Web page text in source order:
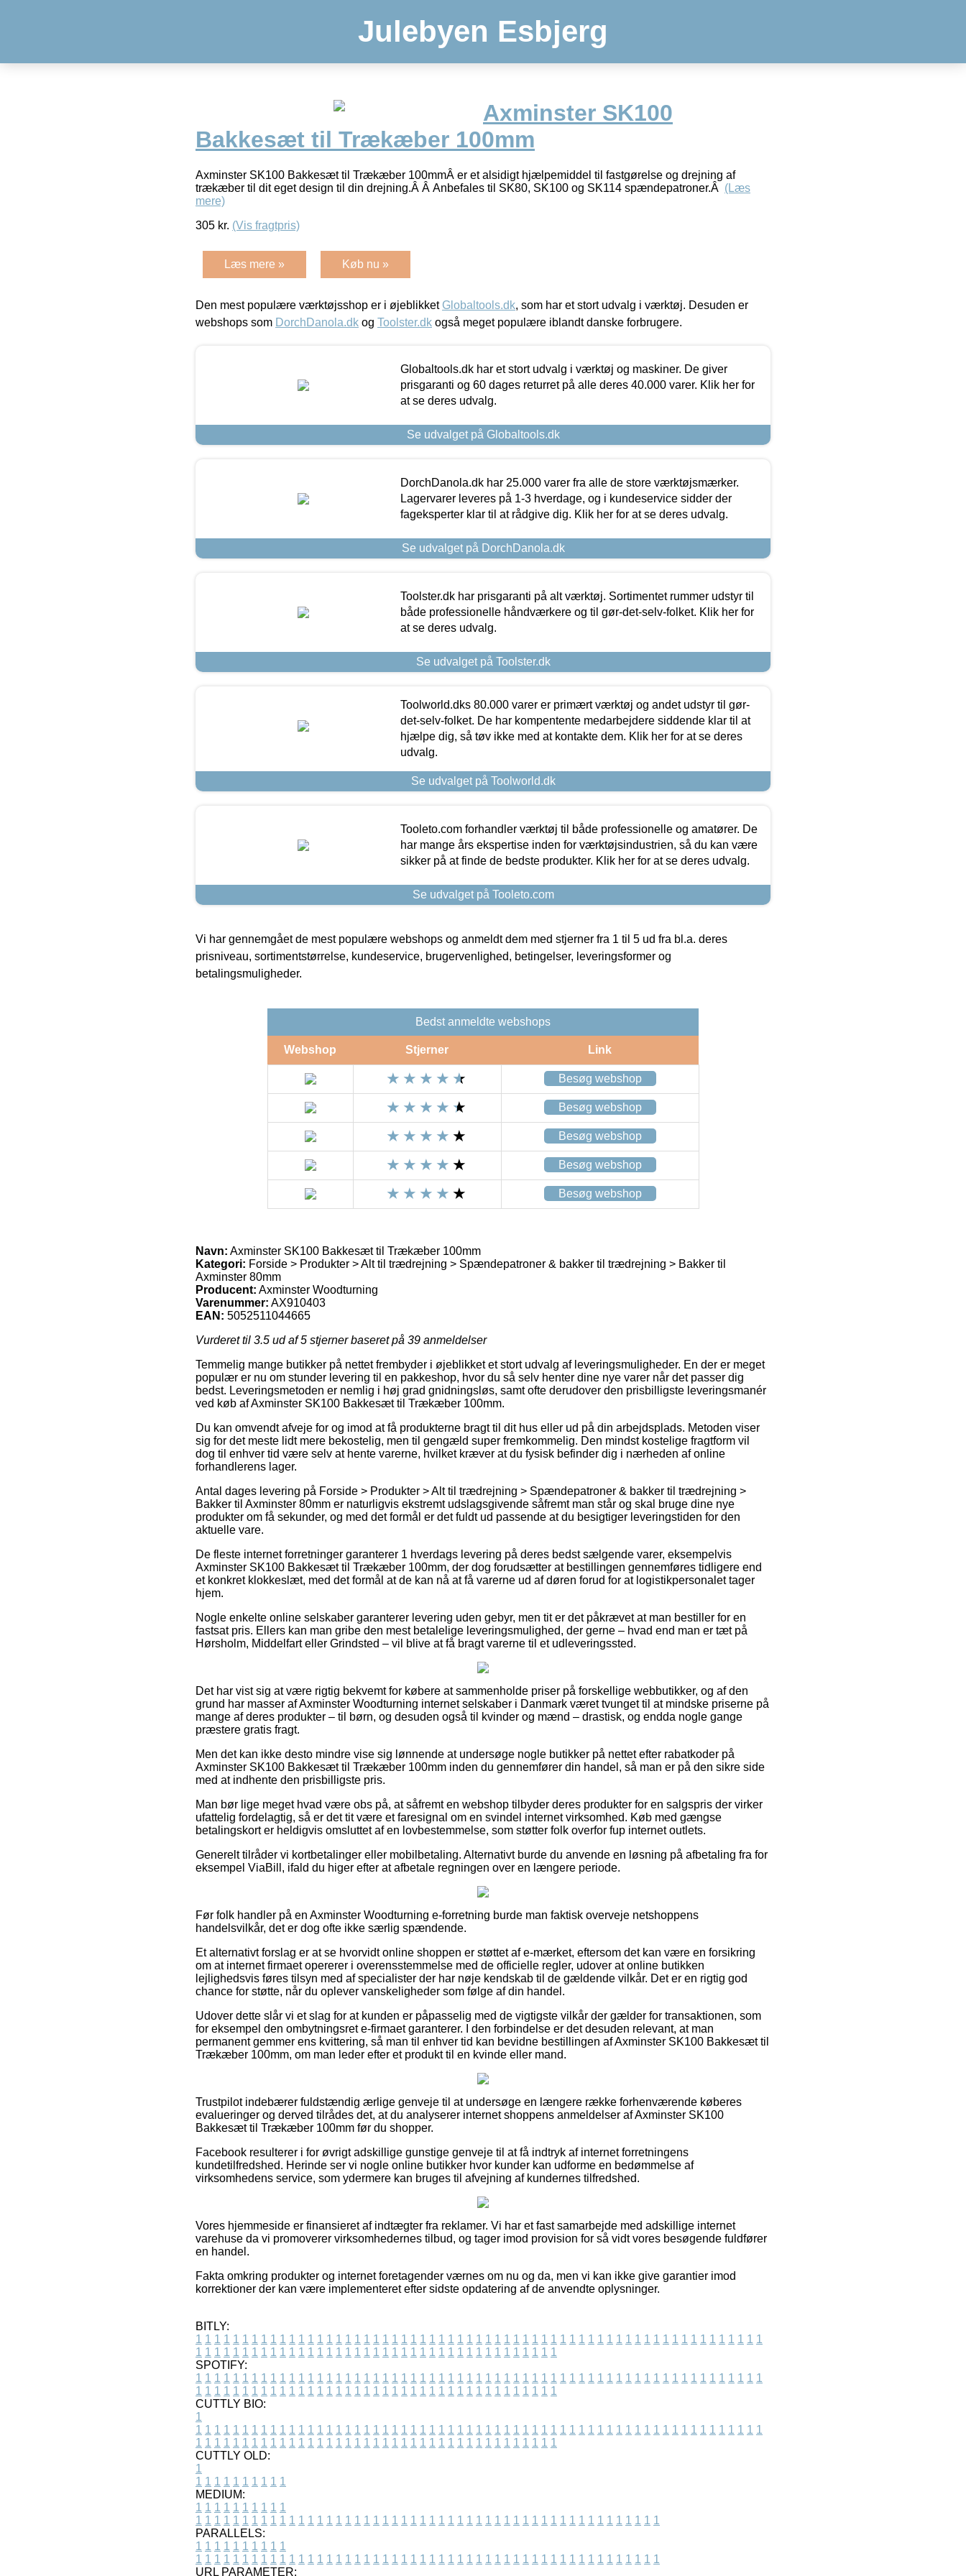
Julebyen Esbjerg
Axminster SK100
Bakkesæt til Trækæber 100mm
Axminster SK100 Bakkesæt til Trækæber 100mmÂ er et alsidigt hjælpemiddel til fastgørelse og drejning af
trækæber til dit eget design til din drejning.Â Â Anbefales til SK80, SK100 og SK114 spændepatroner.Â (Læs
mere)
305 kr. (Vis fragtpris)
Læs mere » Køb nu »
Den mest populære værktøjsshop er i øjeblikket Globaltools.dk, som har et stort udvalg i værktøj. Desuden er
webshops som DorchDanola.dk og Toolster.dk også meget populære iblandt danske forbrugere.
Globaltools.dk har et stort udvalg i værktøj og maskiner. De giver
prisgaranti og 60 dages returret på alle deres 40.000 varer. Klik her for
at se deres udvalg.
Se udvalget på Globaltools.dk
DorchDanola.dk har 25.000 varer fra alle de store værktøjsmærker.
Lagervarer leveres på 1-3 hverdage, og i kundeservice sidder der
fageksperter klar til at rådgive dig. Klik her for at se deres udvalg.
Se udvalget på DorchDanola.dk
Toolster.dk har prisgaranti på alt værktøj. Sortimentet rummer udstyr til
både professionelle håndværkere og til gør-det-selv-folket. Klik her for
at se deres udvalg.
Se udvalget på Toolster.dk
Toolworld.dks 80.000 varer er primært værktøj og andet udstyr til gør-
det-selv-folket. De har kompentente medarbejdere siddende klar til at
hjælpe dig, så tøv ikke med at kontakte dem. Klik her for at se deres
udvalg.
Se udvalget på Toolworld.dk
Tooleto.com forhandler værktøj til både professionelle og amatører. De
har mange års ekspertise inden for værktøjsindustrien, så du kan være
sikker på at finde de bedste produkter. Klik her for at se deres udvalg.
Se udvalget på Tooleto.com
Vi har gennemgået de mest populære webshops og anmeldt dem med stjerner fra 1 til 5 ud fra bl.a. deres
prisniveau, sortimentstørrelse, kundeservice, brugervenlighed, betingelser, leveringsformer og
betalingsmuligheder.
Bedst anmeldte webshops
Webshop Stjerner Link
Besøg webshop
Besøg webshop
Besøg webshop
Besøg webshop
Besøg webshop
Navn: Axminster SK100 Bakkesæt til Trækæber 100mm
Kategori: Forside > Produkter > Alt til trædrejning > Spændepatroner & bakker til trædrejning > Bakker til
Axminster 80mm
Producent: Axminster Woodturning
Varenummer: AX910403
EAN: 5052511044665
Vurderet til 3.5 ud af 5 stjerner baseret på 39 anmeldelser
Temmelig mange butikker på nettet frembyder i øjeblikket et stort udvalg af leveringsmuligheder. En der er meget
populær er nu om stunder levering til en pakkeshop, hvor du så selv henter dine nye varer når det passer dig
bedst. Leveringsmetoden er nemlig i høj grad gnidningsløs, samt ofte derudover den prisbilligste leveringsmanér
ved køb af Axminster SK100 Bakkesæt til Trækæber 100mm.
Du kan omvendt afveje for og imod at få produkterne bragt til dit hus eller ud på din arbejdsplads. Metoden viser
sig for det meste lidt mere bekostelig, men til gengæld super fremkommelig. Den mindst kostelige fragtform vil
dog til enhver tid være selv at hente varerne, hvilket kræver at du fysisk befinder dig i nærheden af online
forhandlerens lager.
Antal dages levering på Forside > Produkter > Alt til trædrejning > Spændepatroner & bakker til trædrejning >
Bakker til Axminster 80mm er naturligvis ekstremt udslagsgivende såfremt man står og skal bruge dine nye
produkter om få sekunder, og med det formål er det fuldt ud passende at du besigtiger leveringstiden for den
aktuelle vare.
De fleste internet forretninger garanterer 1 hverdags levering på deres bedst sælgende varer, eksempelvis
Axminster SK100 Bakkesæt til Trækæber 100mm, der dog forudsætter at bestillingen gennemføres tidligere end
et konkret klokkeslæt, med det formål at de kan nå at få varerne ud af døren forud for at logistikpersonalet tager
hjem.
Nogle enkelte online selskaber garanterer levering uden gebyr, men tit er det påkrævet at man bestiller for en
fastsat pris. Ellers kan man gribe den mest betalelige leveringsmulighed, der gerne – hvad end man er tæt på
Hørsholm, Middelfart eller Grindsted – vil blive at få bragt varerne til et udleveringssted.
Det har vist sig at være rigtig bekvemt for købere at sammenholde priser på forskellige webbutikker, og af den
grund har masser af Axminster Woodturning internet selskaber i Danmark været tvunget til at mindske priserne på
mange af deres produkter – til børn, og desuden også til kvinder og mænd – drastisk, og endda nogle gange
præstere gratis fragt.
Men det kan ikke desto mindre vise sig lønnende at undersøge nogle butikker på nettet efter rabatkoder på
Axminster SK100 Bakkesæt til Trækæber 100mm inden du gennemfører din handel, så man er på den sikre side
med at indhente den prisbilligste pris.
Man bør lige meget hvad være obs på, at såfremt en webshop tilbyder deres produkter for en salgspris der virker
ufattelig fordelagtig, så er det tit være et faresignal om en svindel internet virksomhed. Køb med gængse
betalingskort er heldigvis omsluttet af en lovbestemmelse, som støtter folk overfor fup internet outlets.
Generelt tilråder vi kortbetalinger eller mobilbetaling. Alternativt burde du anvende en løsning på afbetaling fra for
eksempel ViaBill, ifald du higer efter at afbetale regningen over en længere periode.
Før folk handler på en Axminster Woodturning e-forretning burde man faktisk overveje netshoppens
handelsvilkår, det er dog ofte ikke særlig spændende.
Et alternativt forslag er at se hvorvidt online shoppen er støttet af e-mærket, eftersom det kan være en forsikring
om at internet firmaet opererer i overensstemmelse med de officielle regler, udover at online butikken
lejlighedsvis føres tilsyn med af specialister der har nøje kendskab til de gældende vilkår. Det er en rigtig god
chance for støtte, når du oplever vanskeligheder som følge af din handel.
Udover dette slår vi et slag for at kunden er påpasselig med de vigtigste vilkår der gælder for transaktionen, som
for eksempel den ombytningsret e-firmaet garanterer. I den forbindelse er det desuden relevant, at man
permanent gemmer ens kvittering, så man til enhver tid kan bevidne bestillingen af Axminster SK100 Bakkesæt til
Trækæber 100mm, om man leder efter et produkt til en kvinde eller mand.
Trustpilot indebærer fuldstændig ærlige genveje til at undersøge en længere række forhenværende køberes
evalueringer og derved tilrådes det, at du analyserer internet shoppens anmeldelser af Axminster SK100
Bakkesæt til Trækæber 100mm før du shopper.
Facebook resulterer i for øvrigt adskillige gunstige genveje til at få indtryk af internet forretningens
kundetilfredshed. Herinde ser vi nogle online butikker hvor kunder kan udforme en bedømmelse af
virksomhedens service, som ydermere kan bruges til afvejning af kundernes tilfredshed.
Vores hjemmeside er finansieret af indtægter fra reklamer. Vi har et fast samarbejde med adskillige internet
varehuse da vi promoverer virksomhedernes tilbud, og tager imod provision for så vidt vores besøgende fuldfører
en handel.
Fakta omkring produkter og internet foretagender værnes om nu og da, men vi kan ikke give garantier imod
korrektioner der kan være implementeret efter sidste opdatering af de anvendte oplysninger.
BITLY:
1 1 1 1 1 1 1 1 1 1 1 1 1 1 1 1 1 1 1 1 1 1 1 1 1 1 1 1 1 1 1 1 1 1 1 1 1 1 1 1 1 1 1 1 1 1 1 1 1 1 1 1 1 1 1 1 1 1 1 1 1
1 1 1 1 1 1 1 1 1 1 1 1 1 1 1 1 1 1 1 1 1 1 1 1 1 1 1 1 1 1 1 1 1 1 1 1 1 1 1
SPOTIFY:
1 1 1 1 1 1 1 1 1 1 1 1 1 1 1 1 1 1 1 1 1 1 1 1 1 1 1 1 1 1 1 1 1 1 1 1 1 1 1 1 1 1 1 1 1 1 1 1 1 1 1 1 1 1 1 1 1 1 1 1 1
1 1 1 1 1 1 1 1 1 1 1 1 1 1 1 1 1 1 1 1 1 1 1 1 1 1 1 1 1 1 1 1 1 1 1 1 1 1 1
CUTTLY BIO:
1
1 1 1 1 1 1 1 1 1 1 1 1 1 1 1 1 1 1 1 1 1 1 1 1 1 1 1 1 1 1 1 1 1 1 1 1 1 1 1 1 1 1 1 1 1 1 1 1 1 1 1 1 1 1 1 1 1 1 1 1 1
1 1 1 1 1 1 1 1 1 1 1 1 1 1 1 1 1 1 1 1 1 1 1 1 1 1 1 1 1 1 1 1 1 1 1 1 1 1 1
CUTTLY OLD:
1
1 1 1 1 1 1 1 1 1 1
MEDIUM:
1 1 1 1 1 1 1 1 1 1
1 1 1 1 1 1 1 1 1 1 1 1 1 1 1 1 1 1 1 1 1 1 1 1 1 1 1 1 1 1 1 1 1 1 1 1 1 1 1 1 1 1 1 1 1 1 1 1 1 1
PARALLELS:
1 1 1 1 1 1 1 1 1 1
1 1 1 1 1 1 1 1 1 1 1 1 1 1 1 1 1 1 1 1 1 1 1 1 1 1 1 1 1 1 1 1 1 1 1 1 1 1 1 1 1 1 1 1 1 1 1 1 1 1
URL PARAMETER: